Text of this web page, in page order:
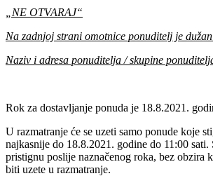
„NE OTVARAJ“
Na zadnjoj strani omotnice ponuditelj je
Naziv i adresa ponuditelja / skupine
Rok za dostavljanje ponuda je 18‎.8.2021‎‎.
U razmatranje će se uzeti samo ponude koje
najkasnije do 18.8‎.2021‎‎. godine do 11:00 sati.
pristignu poslije naznačenog roka, bez obzira
biti uzete u razmatranje.